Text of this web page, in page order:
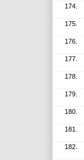
174.
175.
176.
177.
178.
179.
180.
181.
182.